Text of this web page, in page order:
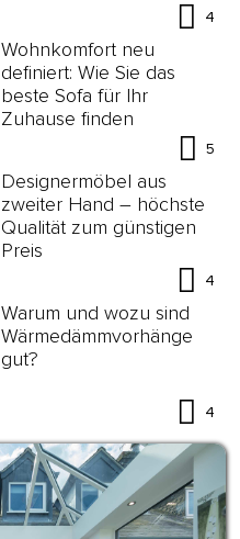
4
Wohnkomfort neu
definiert: Wie Sie das
beste Sofa für Ihr
Zuhause finden
5
Designermöbel aus
zweiter Hand – höchste
Qualität zum günstigen
Preis
4
Warum und wozu sind
Wärmedämmvorhänge
gut?
4